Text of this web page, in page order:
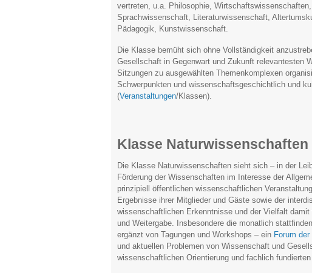
vertreten, u.a. Philosophie,
Sprachwissenschaft, Literaturwissenschaft,
Pädagogik, Kunstwissenschaft.
Die Klasse bemüht sich ohne Vollständigkeit
Gesellschaft in Gegenwart und Zukunft relevantesten
Sitzungen zu ausgewählten Themenkomplexen
Schwerpunkten und wissenschaftsgeschichtlich und
(Veranstaltungen/Klassen).
Klasse
Die Klasse Naturwissenschaften sieht sich – in der
Förderung der Wissenschaften im Interesse der
prinzipiell öffentlichen wissenschaftlichen
Ergebnisse ihrer Mitglieder und Gäste sowie der
wissenschaftlichen Erkenntnisse und der Vielfalt
und Weitergabe. Insbesondere die monatlich
ergänzt von Tagungen und Workshops – ein Forum
und aktuellen Problemen von Wissenschaft und
wissenschaftlichen Orientierung und fachlich fundierten